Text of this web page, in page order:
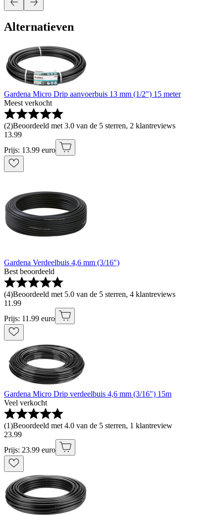
Alternatieven
Gardena Micro Drip aanvoerbuis 13 mm (1/2") 15 meter
Meest verkocht
(2)Beoordeeld met 3.0 van de 5 sterren, 2 klantreviews
13.99
Prijs: 13.99 euro
Gardena Verdeelbuis 4,6 mm (3/16")
Best beoordeeld
(4)Beoordeeld met 5.0 van de 5 sterren, 4 klantreviews
11 .99
Prijs: 11.99 euro
Gardena Micro Drip verdeelbuis 4,6 mm (3/16") 15m
Veel verkocht
(1)Beoordeeld met 4.0 van de 5 sterren, 1 klantreview
23.99
Prijs: 23.99 euro